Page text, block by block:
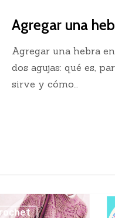
Agregar una
Agregar una hebra
dos agujas: qué es,
sirve y cómo…